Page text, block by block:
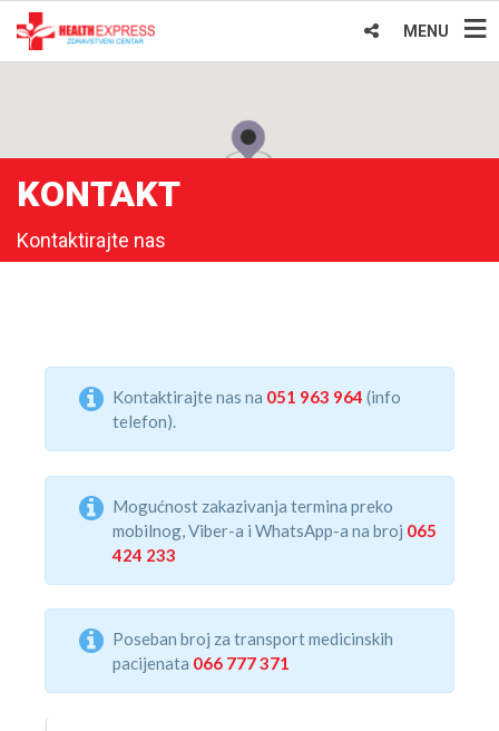
MENU
KONTAKT
Kontaktirajte nas
Kontaktirajte nas na 051 963 964 (info
telefon).
Mogućnost zakazivanja termina preko
mobilnog, Viber-a i WhatsApp-a na broj 065
424 233
Poseban broj za transport medicinskih
pacijenata 066 777 371